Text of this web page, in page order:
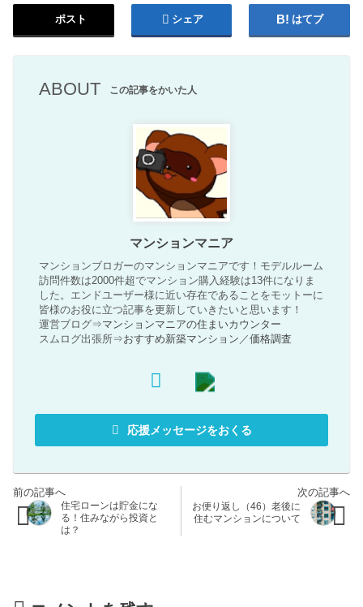
ポスト シェア はてブ
ABOUT この記事をかいた人
マンションマニア
マンションブロガーのマンションマニアです！モデルルーム
訪問件数は2000件超でマンション購入経験は13件になりま
した。エンドユーザー様に近い存在であることをモットーに
皆様のお役に立つ記事を更新していきたいと思います！
運営ブログ⇒マンションマニアの住まいカウンター
スムログ出張所⇒おすすめ新築マンション ／価格調査
応援メッセージをおくる
住宅ローンは貯金にな
る！住みながら投資と
は？
お便り返し（46）老後に
住むマンションについて